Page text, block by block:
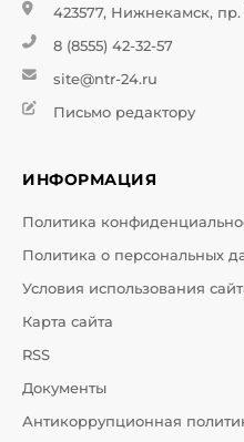
423577, Нижнекамск,
8 (8555) 42-32-57
site@ntr-24.ru
Письмо редактору
ИНФОРМАЦИЯ
Политика
Политика о персональных
Условия использования
Карта сайта
RSS
Документы
Антикоррупционная